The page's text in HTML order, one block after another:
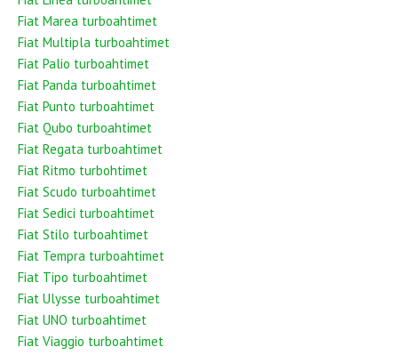
Fiat Marea turboahtimet
Fiat Multipla turboahtimet
Fiat Palio turboahtimet
Fiat Panda turboahtimet
Fiat Punto turboahtimet
Fiat Qubo turboahtimet
Fiat Regata turboahtimet
Fiat Ritmo turbohtimet
Fiat Scudo turboahtimet
Fiat Sedici turboahtimet
Fiat Stilo turboahtimet
Fiat Tempra turboahtimet
Fiat Tipo turboahtimet
Fiat Ulysse turboahtimet
Fiat UNO turboahtimet
Fiat Viaggio turboahtimet